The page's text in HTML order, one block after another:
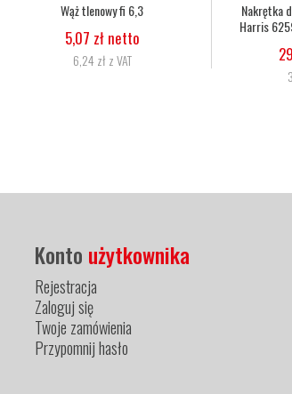
Dysza do palnika Harris 6290 2NX
34,15 zł netto
Konto użytkownika
Rejestracja
Zaloguj się
Twoje zamówienia
Przypomnij hasło